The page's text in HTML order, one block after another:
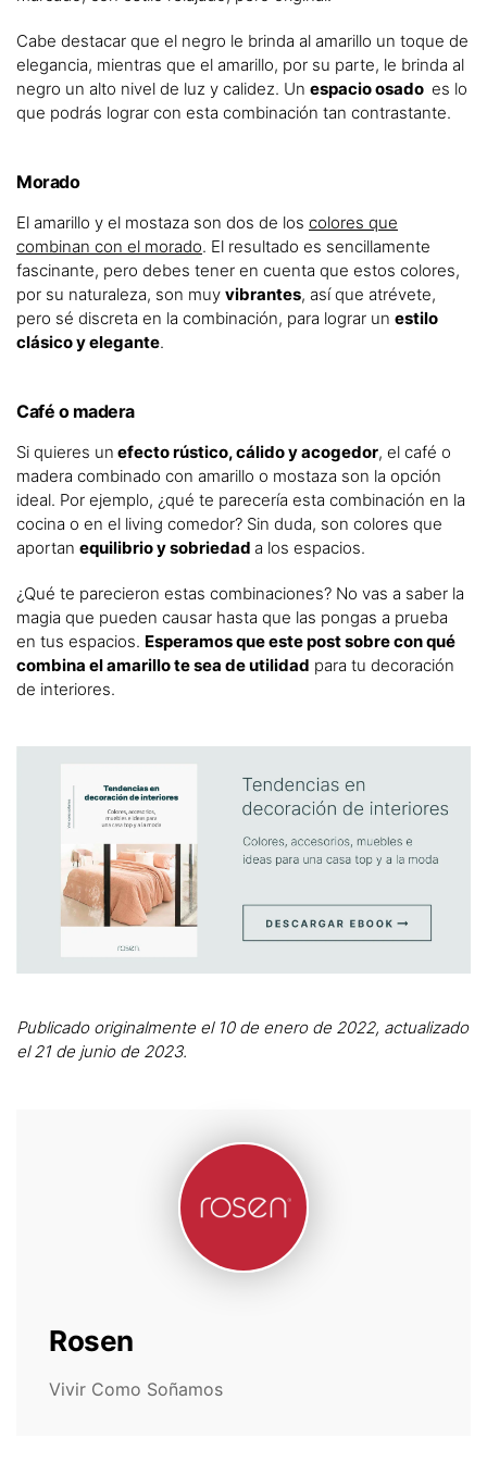
Cabe destacar que el negro le brinda al amarillo un toque de
elegancia, mientras que el amarillo, por su parte, le brinda al
negro un alto nivel de luz y calidez. Un espacio osado es lo
que podrás lograr con esta combinación tan contrastante.
Morado
El amarillo y el mostaza son dos de los colores que
combinan con el morado. El resultado es sencillamente
fascinante, pero debes tener en cuenta que estos colores,
por su naturaleza, son muy vibrantes, así que atrévete,
pero sé discreta en la combinación, para lograr un estilo
clásico y elegante.
Café o madera
Si quieres un efecto rústico, cálido y acogedor, el café o
madera combinado con amarillo o mostaza son la opción
ideal. Por ejemplo, ¿qué te parecería esta combinación en la
cocina o en el living comedor? Sin duda, son colores que
aportan equilibrio y sobriedad a los espacios.
¿Qué te parecieron estas combinaciones? No vas a saber la
magia que pueden causar hasta que las pongas a prueba
en tus espacios. Esperamos que este post sobre con qué
combina el amarillo te sea de utilidad para tu decoración
de interiores.
Publicado originalmente el 10 de enero de 2022, actualizado
el 21 de junio de 2023.
Rosen
Vivir Como Soñamos